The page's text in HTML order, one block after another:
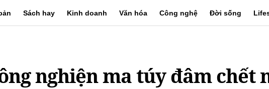
Sách hay Kinh doanh Văn hóa Công nghệ Đời sống
nghiện ma túy đâm chết